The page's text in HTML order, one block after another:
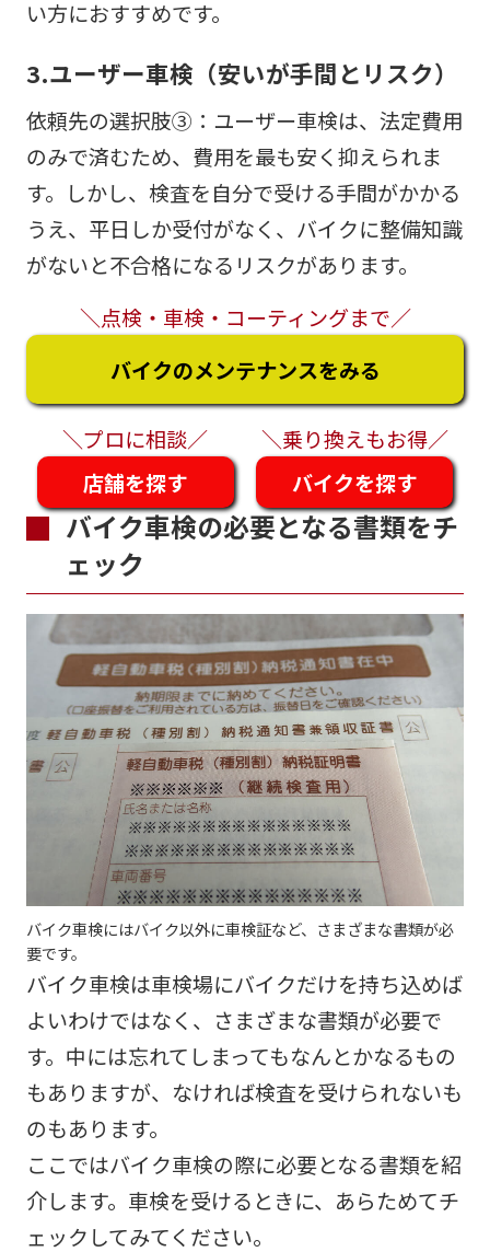
い方におすすめです。
3.ユーザー車検（安いが手間とリスク）
依頼先の選択肢③：ユーザー車検は、法定費用
のみで済むため、費用を最も安く抑えられま
す。しかし、検査を自分で受ける手間がかかる
うえ、平日しか受付がなく、バイクに整備知識
がないと不合格になるリスクがあります。
＼点検・車検・コーティングまで／
バイクのメンテナンスをみる
＼プロに相談／
＼乗り換えもお得／
店舗を探す
バイクを探す
バイク車検の必要となる書類をチ
ェック
バイク車検にはバイク以外に車検証など、さまざまな書類が必
要です。
バイク車検は車検場にバイクだけを持ち込めば
よいわけではなく、さまざまな書類が必要で
す。中には忘れてしまってもなんとかなるもの
もありますが、なければ検査を受けられないも
のもあります。
ここではバイク車検の際に必要となる書類を紹
介します。車検を受けるときに、あらためてチ
ェックしてみてください。